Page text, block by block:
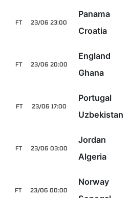
23/06 23:00
FT
Panama
Croatia
23/06 20:00
FT
England
Ghana
23/06 17:00
FT
Portugal
Uzbekistan
23/06 03:00
FT
Jordan
Algeria
23/06 00:00
FT
Norway